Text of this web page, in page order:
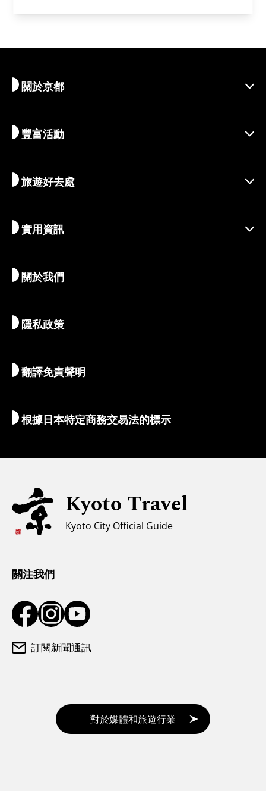
關於京都
探索京都
季節性資訊
永續旅遊
豐富活動
出遊靈感
體驗活動
藝術與文化
清晨與夜間時光
住宿推薦
旅遊好去處
目的地
推薦行程
實用資訊
暢遊京都
地圖和工具
解說員導覽
外幣兌換/稅收
無障礙旅遊
穆斯林友善環境
氣候和服裝
關於我們
隱私政策
翻譯免責聲明
根據日本特定商務交易法的標示
Kyoto Travel
Kyoto City Official Guide
關注我們
訂閱新聞通訊
對於媒體和旅遊行業